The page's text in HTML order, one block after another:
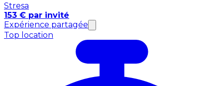
Stresa
153 € par invité
Expérience partagée
Top location